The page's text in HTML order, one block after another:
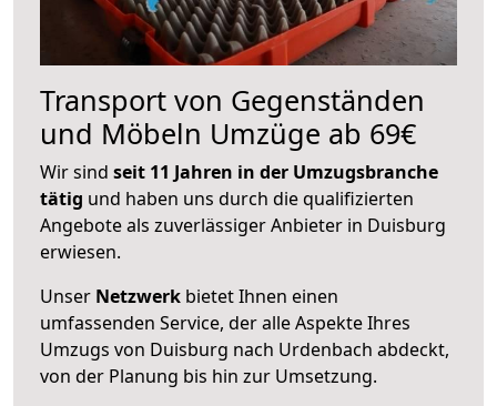
Transport von Gegenständen
und Möbeln Umzüge ab 69€
Wir sind seit 11 Jahren in der Umzugsbranche
tätig und haben uns durch die qualifizierten
Angebote als zuverlässiger Anbieter in Duisburg
erwiesen.
Unser Netzwerk bietet Ihnen einen
umfassenden Service, der alle Aspekte Ihres
Umzugs von Duisburg nach Urdenbach abdeckt,
von der Planung bis hin zur Umsetzung.